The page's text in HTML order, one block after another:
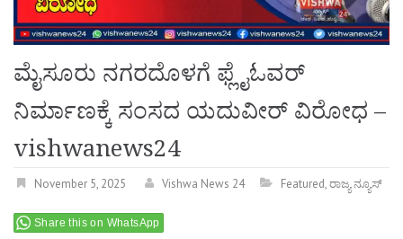
ಮೈಸೂರು ನಗರದೊಳಗೆ ಫ್ಲೈಓವರ್
ನಿರ್ಮಾಣಕ್ಕೆ ಸಂಸದ ಯದುವೀರ್ ವಿರೋಧ –
vishwanews24
November 5, 2025 Vishwa News 24 Featured,ರಾಜ್ಯ ನ್ಯೂಸ್
Share this on WhatsApp